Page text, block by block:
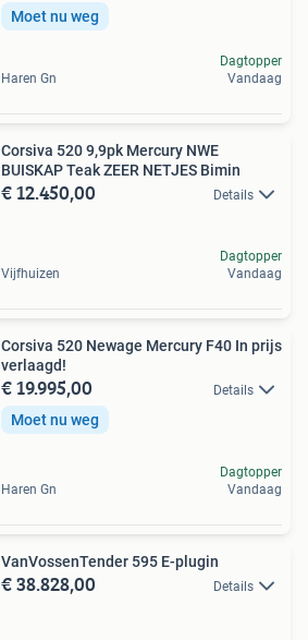
Moet nu weg
Haren Gn
Dagtopper
Vandaag
Corsiva 520 9,9pk Mercury NWE
BUISKAP Teak ZEER NETJES Bimin
€ 12.450,00 Details
Vijfhuizen
Dagtopper
Vandaag
Corsiva 520 Newage Mercury F40 In prijs
verlaagd!
€ 19.995,00 Details
Moet nu weg
Haren Gn
Dagtopper
Vandaag
VanVossenTender 595 E-plugin
€ 38.828,00 Details